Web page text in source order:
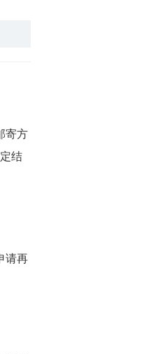
寄方
结
请再